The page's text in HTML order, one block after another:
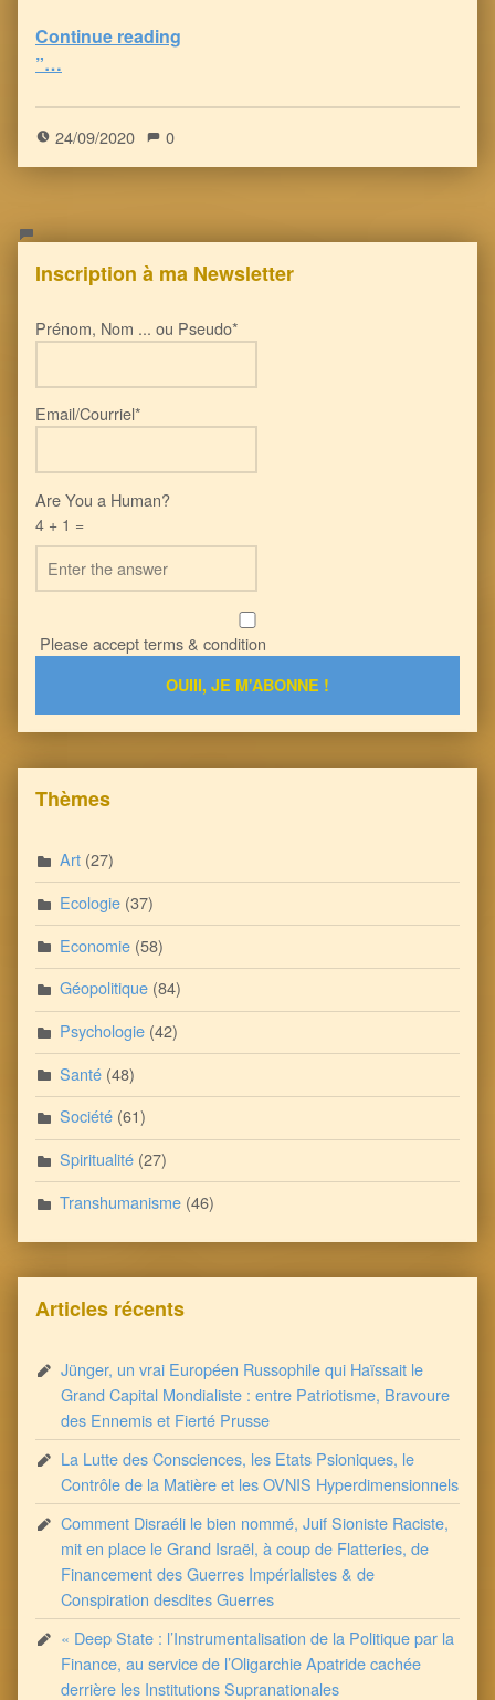
Continue reading
”…
24/09/2020 0
Inscription à ma Newsletter
Prénom, Nom ... ou Pseudo*
Email/Courriel*
Are You a Human?
4 + 1 =
Please accept terms & condition
Thèmes
Art (27)
Ecologie (37)
Economie (58)
Géopolitique (84)
Psychologie (42)
Santé (48)
Société (61)
Spiritualité (27)
Transhumanisme (46)
Articles récents
Jünger, un vrai Européen Russophile qui Haïssait le
Grand Capital Mondialiste : entre Patriotisme, Bravoure
des Ennemis et Fierté Prusse
La Lutte des Consciences, les Etats Psioniques, le
Contrôle de la Matière et les OVNIS Hyperdimensionnels
Comment Disraéli le bien nommé, Juif Sioniste Raciste,
mit en place le Grand Israël, à coup de Flatteries, de
Financement des Guerres Impérialistes & de
Conspiration desdites Guerres
« Deep State : l’Instrumentalisation de la Politique par la
Finance, au service de l’Oligarchie Apatride cachée
derrière les Institutions Supranationales